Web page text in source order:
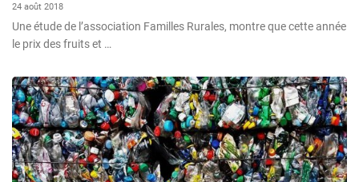
24 août 2018
Une étude de l’association Familles Rurales, montre que cette année
le prix des fruits et …